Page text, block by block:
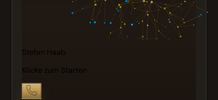
Stefan Haab
Klicke zum Starten